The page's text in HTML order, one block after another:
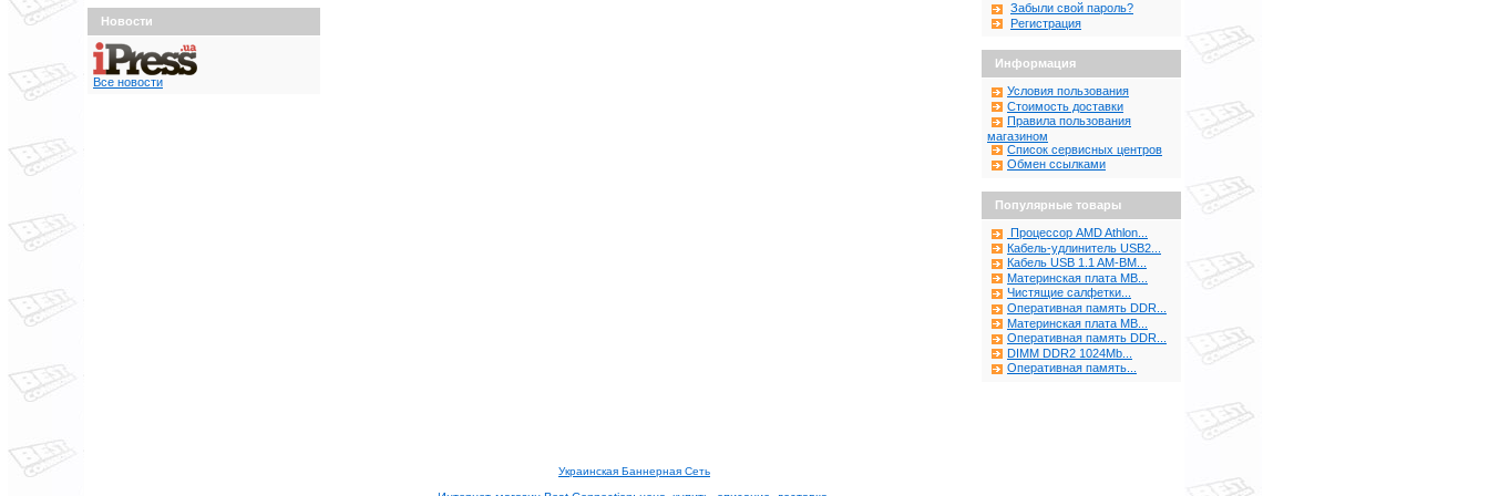
Новости
Все новости
Забыли свой пароль?
Регистрация
Информация
Условия пользования
Стоимость доставки
Правила пользования
магазином
Список сервисных центров
Обмен ссылками
Популярные товары
Процессор AMD Athlon...
Кабель-удлинитель USB2...
Кабель USB 1.1 AM-BM...
Материнская плата MB...
Чистящие салфетки...
Оперативная память DDR...
Материнская плата MB...
Оперативная память DDR...
DIMM DDR2 1024Mb...
Оперативная память...
Украинская Баннерная Сеть